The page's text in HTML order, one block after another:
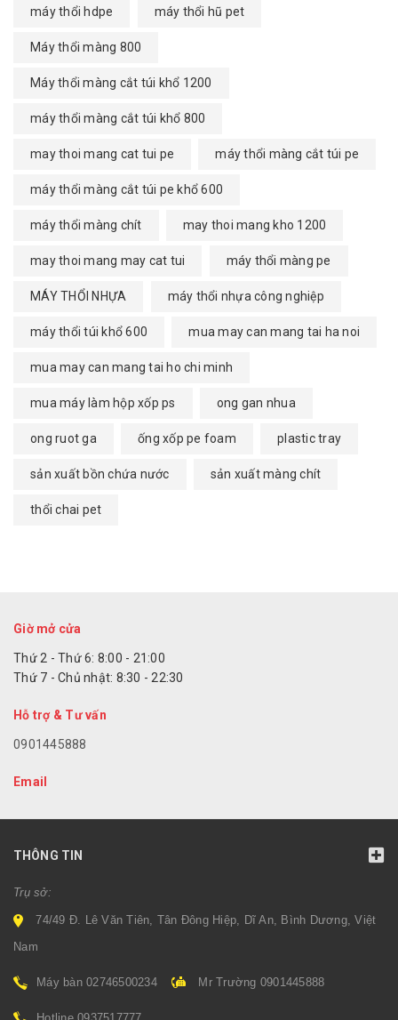
máy thổi hdpe máy thổi hũ pet
Máy thổi màng 800
Máy thổi màng cắt túi khổ 1200
máy thổi màng cắt túi khổ 800
may thoi mang cat tui pe máy thổi màng cắt túi pe
máy thổi màng cắt túi pe khổ 600
máy thổi màng chít may thoi mang kho 1200
may thoi mang may cat tui máy thổi màng pe
MÁY THỔI NHỰA máy thổi nhựa công nghiệp
máy thổi túi khổ 600 mua may can mang tai ha noi
mua may can mang tai ho chi minh
mua máy làm hộp xốp ps ong gan nhua
ong ruot ga ống xốp pe foam plastic tray
sản xuất bồn chứa nước sản xuất màng chít
thổi chai pet
Giờ mở cửa
Thứ 2 - Thứ 6: 8:00 - 21:00
Thứ 7 - Chủ nhật: 8:30 - 22:30
Hỗ trợ & Tư vấn
0901445888
Email
THÔNG TIN
Trụ sở:
74/49 Đ. Lê Văn Tiên, Tân Đông Hiệp, Dĩ An, Bình Dương, Việt
Nam
Máy bàn 02746500234 Mr Trường 0901445888